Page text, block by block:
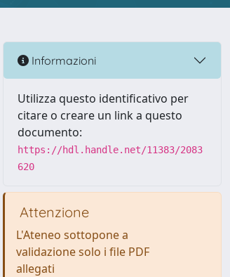
Informazioni
Utilizza questo identificativo per
citare o creare un link a questo
documento:
https://hdl.handle.net/11383/2083
620
Attenzione
L'Ateneo sottopone a
validazione solo i file PDF
allegati